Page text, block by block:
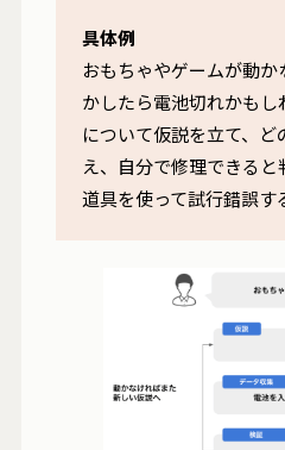
具体例
おもちゃやゲームが動
かしたら電池切れかも
について仮説を立て、
え、自分で修理できる
道具を使って試行錯誤す